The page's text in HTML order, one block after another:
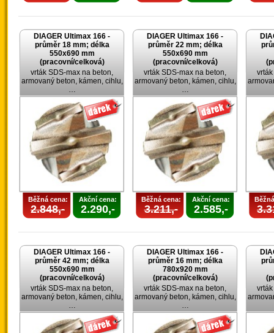
DIAGER Ultimax 166 -
průměr 18 mm; délka
550x690 mm
(pracovní/celková)
vrták SDS-max na beton,
armovaný beton, kámen, cihlu,
…
Běžná cena:
2.848,-
Akční cena:
2.290,-
DIAGER Ultimax 166 -
průměr 22 mm; délka
550x690 mm
(pracovní/celková)
vrták SDS-max na beton,
armovaný beton, kámen, cihlu,
…
Běžná cena:
3.211,-
Akční cena:
2.585,-
DIAGER Ultimax 166 -
průměr 42 mm; délka
550x690 mm
(pracovní/celková)
vrták SDS-max na beton,
armovaný beton, kámen, cihlu,
…
DIAGER Ultimax 166 -
průměr 16 mm; délka
780x920 mm
(pracovní/celková)
vrták SDS-max na beton,
armovaný beton, kámen, cihlu,
…